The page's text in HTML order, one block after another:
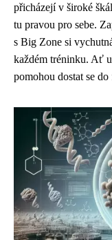
přicházejí v široké
tu pravou pro sebe.
s Big Zone si
každém tréninku. Ať
pomohou dostat se